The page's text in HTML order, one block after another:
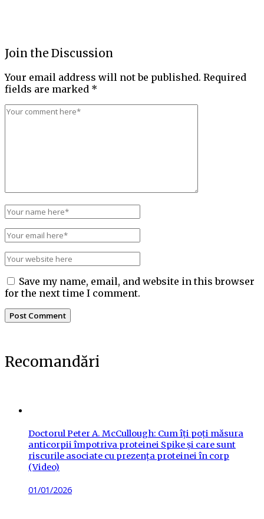
Join the Discussion
Your email address will not be published. Required
fields are marked *
Save my name, email, and website in this browser
for the next time I comment.
Recomandări
Doctorul Peter A. McCullough: Cum îți poți măsura
anticorpii împotriva proteinei Spike și care sunt
riscurile asociate cu prezența proteinei în corp
(Video)
Posted
01/01/2026